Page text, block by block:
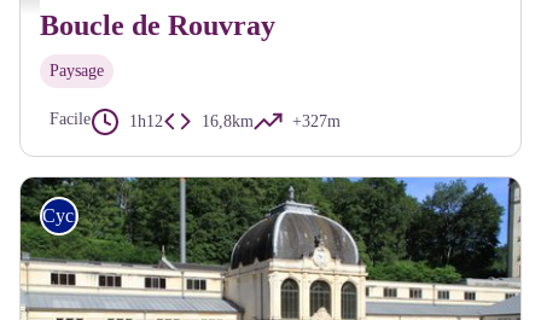
Boucle de Rouvray
Paysage
Facile 1h12 16,8km +327m
Cyclo